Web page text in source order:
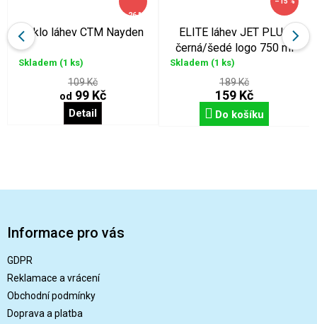
–26 %
cyklo láhev CTM Nayden
Skladem (1 ks)
109 Kč
od 99 Kč
Detail
ELITE láhev JET PLUS
černá/šedé logo 750 ml
Skladem (1 ks)
189 Kč
159 Kč
Do košíku
Informace pro vás
GDPR
Reklamace a vrácení
Obchodní podmínky
Doprava a platba